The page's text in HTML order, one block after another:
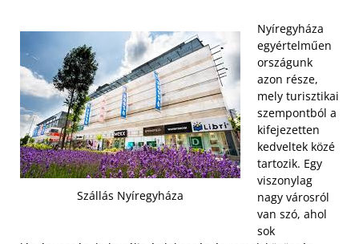
Szállás Nyíregyháza
Nyíregyháza
egyértelműen
országunk
azon része,
mely turisztikai
szempontból a
kifejezetten
kedveltek közé
tartozik. Egy
viszonylag
nagy városról
van szó, ahol
sok